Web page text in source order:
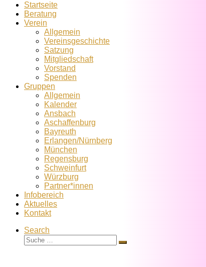
Startseite
Beratung
Verein
Allgemein
Vereins­geschichte
Satzung
Mitglied­schaft
Vorstand
Spenden
Gruppen
Allgemein
Kalender
Ansbach
Aschaffenburg
Bayreuth
Erlangen/Nürnberg
München
Regensburg
Schweinfurt
Würzburg
Partner*innen
Infobereich
Aktuelles
Kontakt
Search
Suche
Suche